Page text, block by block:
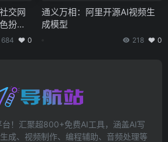
交网
扮演
684 0
通义万相：阿里开源AI视频生
成模型
218 0
！汇聚超800+免费AI工具，涵盖AI写
成、视频制作、编程辅助、音频处理等